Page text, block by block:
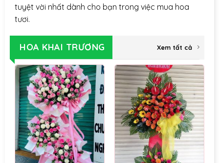
tuyệt vời nhất dành cho bạn trong việc mua hoa
tươi.
HOA KHAI TRƯƠNG Xem tất cả